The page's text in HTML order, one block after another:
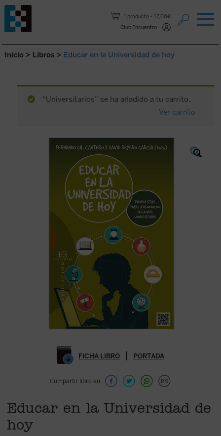
1 producto
17,00€
Club Encuentro
Saltar al contenido.
Inicio > Libros > Educar en la Universidad de hoy
“Universitarios” se ha añadido a tu carrito.
Ver carrito
FICHA LIBRO PORTADA
Compartir libro en
Educar en la Universidad de
hoy